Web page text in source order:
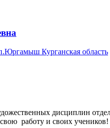
Курганская область
дисциплин
работу и своих